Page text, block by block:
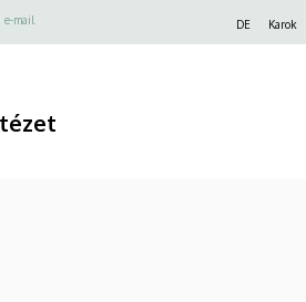
e-mail DE Karok